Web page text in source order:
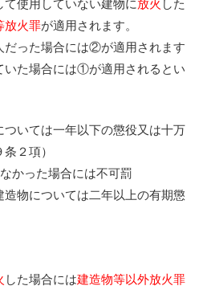
放火罪が適用されます。
だった場合には②が適用されます
いた場合には①が適用されるとい
いては一年以下の懲役又は十万
２項）
かった場合には不可罰
物については二年以上の有期懲
した場合には建造物等以外放火罪